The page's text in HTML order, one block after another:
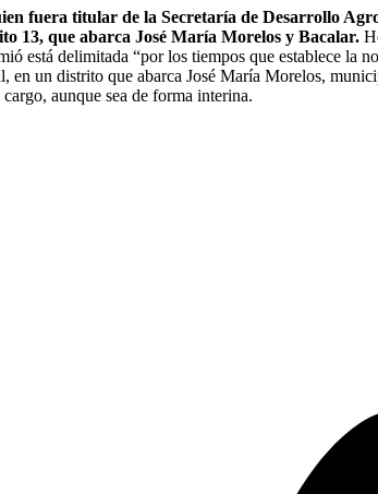
fuera titular de la Secretaría de Desarrollo
13, que abarca José María Morelos y Bacalar.
está delimitada “por los tiempos que establece
un distrito que abarca José María Morelos,
aunque sea de forma interina.